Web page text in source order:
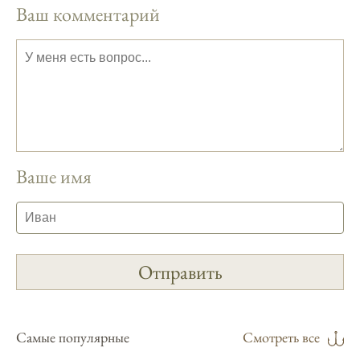
На рыболовном форуме, я нашел много
влияющих на клев рыбы.
Приложение для рыболовов
фазах луны и их влиянии на активность
рыбы.
Прогноз клева учитывает погодные
условия и фазы луны, что делает его
отправиться на рыбалку.
Ваш комментарий
Ваше имя
Самые популярные Смотреть все